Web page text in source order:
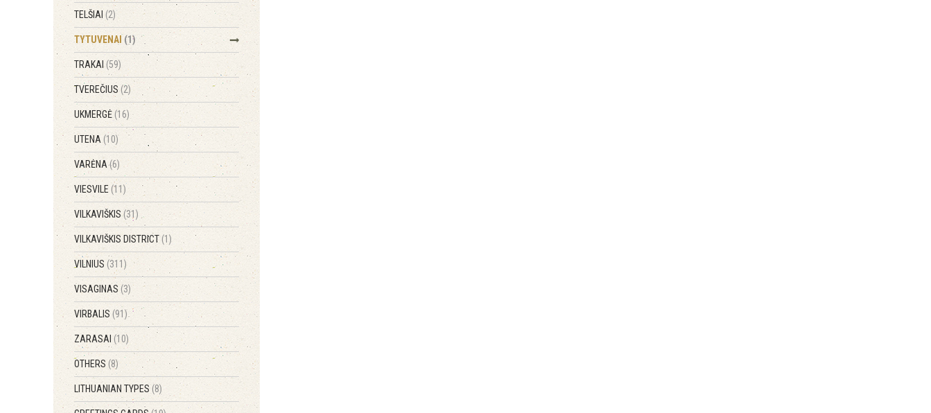
TELŠIAI (2)
TYTUVENAI (1)
TRAKAI (59)
TVEREČIUS (2)
UKMERGĖ (16)
UTENA (10)
VARĖNA(6)
VIESVILE (11)
VILKAVIŠKIS(31)
VILKAVIŠKIS DISTRICT (1)
VILNIUS (311)
VISAGINAS (3)
VIRBALIS (91)
ZARASAI (10)
OTHERS (8)
LITHUANIAN TYPES (8)